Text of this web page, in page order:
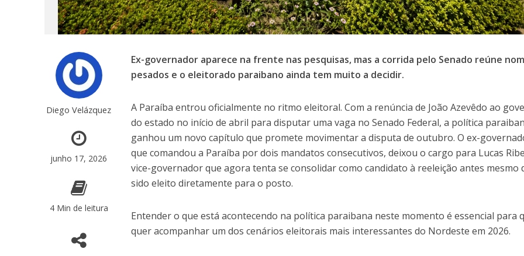
Diego Velázquez
junho 17, 2026
4 Min de leitura
Ex-governador aparece na frente nas pesquisas, mas a corrida pelo Senado reúne
pesados e o eleitorado paraibano ainda tem muito a decidir.
A Paraíba entrou oficialmente no ritmo eleitoral. Com a renúncia de João Azevêdo ao
do estado no início de abril para disputar uma vaga no Senado Federal, a política
ganhou um novo capítulo que promete movimentar a disputa de outubro. O ex-
que comandou a Paraíba por dois mandatos consecutivos, deixou o cargo para Lucas
vice-governador que agora tenta se consolidar como candidato à reeleição antes mesmo
sido eleito diretamente para o posto.
Entender o que está acontecendo na política paraibana neste momento é essencial para
quer acompanhar um dos cenários eleitorais mais interessantes do Nordeste em 2026.